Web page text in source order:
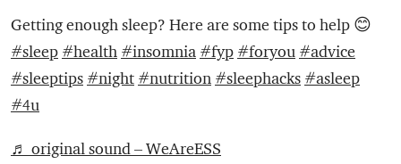
Getting enough sleep? Here are some tips to help 😊
#sleep #health #insomnia #fyp #foryou #advice
#sleeptips #night #nutrition #sleephacks #asleep
#4u
♬ original sound – WeAreESS